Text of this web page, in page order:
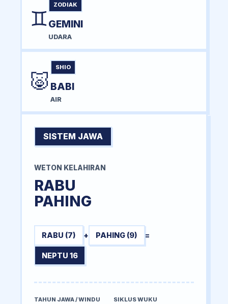
♊
ZODIAK
GEMINI
UDARA
🐷
SHIO
BABI
AIR
SISTEM JAWA
WETON KELAHIRAN
RABU
PAHING
RABU (7) + PAHING (9) =
NEPTU 16
TAHUN JAWA / WINDU SIKLUS WUKU